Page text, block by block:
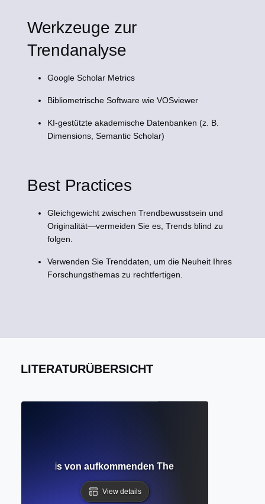
Werkzeuge zur
Trendanalyse
Google Scholar Metrics
Bibliometrische Software wie VOSviewer
KI-gestützte akademische Datenbanken (z. B.
Dimensions, Semantic Scholar)
Best Practices
Gleichgewicht zwischen Trendbewusstsein und
Originalität—vermeiden Sie es, Trends blind zu
folgen.
Verwenden Sie Trenddaten, um die Neuheit Ihres
Forschungsthemas zu rechtfertigen.
LITERATURÜBERSICHT
Verständnis von aufkommenden Themen und
View details